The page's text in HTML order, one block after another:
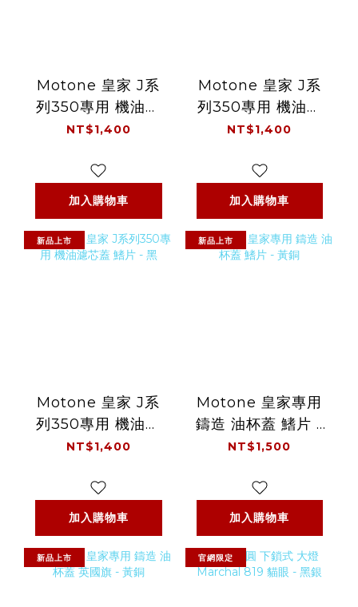
Motone 皇家 J系
列350專用 機油濾
芯蓋 英國旗 - 黑銀
NT$1,400
加入購物車
Motone 皇家 J系
列350專用 機油濾
芯蓋 英國旗 - 黑
NT$1,400
加入購物車
新品上市
Motone 皇家 J系
列350專用 機油濾
芯蓋 鰭片 - 黑
NT$1,400
加入購物車
新品上市
Motone 皇家專用
鑄造 油杯蓋 鰭片 -
黃銅
NT$1,500
加入購物車
新品上市 官網限定